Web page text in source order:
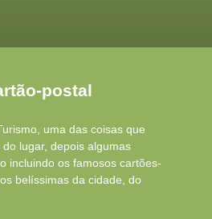
postal
uma das coisas que
lugar, depois algumas
incluindo os famosos cartões-
belíssimas da cidade, do